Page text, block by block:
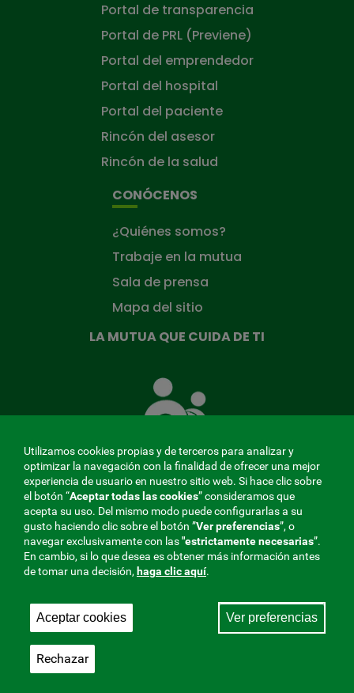
Portal de transparencia
Portal de PRL (Previene)
Portal del emprendedor
Portal del hospital
Portal del paciente
Rincón del asesor
Rincón de la salud
CONÓCENOS
¿Quiénes somos?
Trabaje en la mutua
Sala de prensa
Mapa del sitio
LA MUTUA QUE CUIDA DE TI
Mutua
que
ti
MENÚ
REDES
SOCIALES
V20
Aviso legal|Privacidad
Mutua Colaboradora con la Seguridad Social, 275.
Utilizamos cookies propias y de terceros para analizar y
optimizar la navegación con la finalidad de ofrecer una mejor
experiencia de usuario en nuestro sitio web. Si hace clic sobre
el botón “Aceptar todas las cookies” consideramos que
acepta su uso. Del mismo modo puede configurarlas a su
gusto haciendo clic sobre el botón ”Ver preferencias”, o
navegar exclusivamente con las"estrictamentenecesarias”.
En cambio, si lo que desea es obtener más información antes
de tomar una decisión, haga clic aquí.
Aceptar cookies Ver preferencias
Rechazar